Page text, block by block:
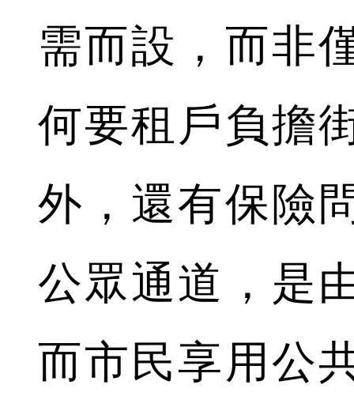
需而設，而非
何要租戶負擔
外，還有保險
公眾通道，是
而市民享用公